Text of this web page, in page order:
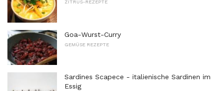
ZITRUS-REZEPTE
Goa-Wurst-Curry
GEMÜSE REZEPTE
Sardines Scapece - italienische Sardinen im
Essig